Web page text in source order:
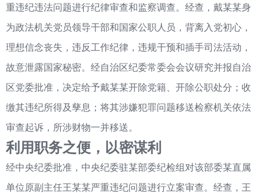
重违纪违法问题进行纪律审查和监察调查。经查，戴某某身
为政法机关党员领导干部和国家公职人员，背离入党初心，
理想信念丧失，违反工作纪律，违规干预和插手司法活动，
故意泄露国家秘密。经自治区纪委常委会会议研究并报自治
区党委批准，决定给予戴某某开除党籍、开除公职处分；收
缴其违纪所得及孳息；将其涉嫌犯罪问题移送检察机关依法
审查起诉，所涉财物一并移送。
利用职务之便，以密谋利
经中央纪委批准，中央纪委驻某部委纪检组对该部委某直属
单位原副主任王某某严重违纪问题进行立案审查。经查，王